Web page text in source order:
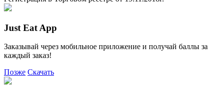
Just Eat App
Заказывай через мобильное приложение и получай баллы за
каждый заказ!
Позже Скачать